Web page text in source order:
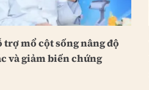
trợ mổ cột sống nâng độ
và giảm biến chứng